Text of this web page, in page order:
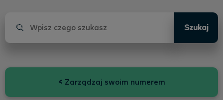
Szukaj
< Zarządzaj swoim numerem